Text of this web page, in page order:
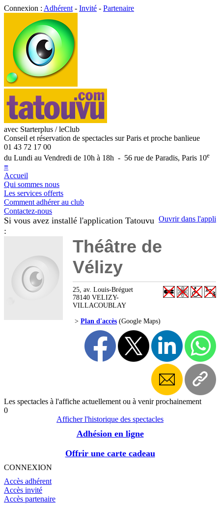
Connexion : Adhérent - Invité - Partenaire
avec Starterplus / leClub
Conseil et réservation de spectacles sur Paris et proche banlieue
01 43 72 17 00
du Lundi au Vendredi de 10h à 18h - 56 rue de Paradis, Paris 10e
≡
Accueil
Qui sommes nous
Les services offerts
Comment adhérer au club
Contactez-nous
Ouvrir dans l'appli
Si vous avez installé l'application Tatouvu
:
Théâtre de
Vélizy
25, av. Louis-Bréguet
78140 VELIZY-
VILLACOUBLAY
> Plan d'accès (Google Maps)
Les spectacles à l'affiche actuellement ou à venir prochainement
0
Afficher l'historique des spectacles
Adhésion en ligne
Offrir une carte cadeau
CONNEXION
Accès adhérent
Accès invité
Accès partenaire